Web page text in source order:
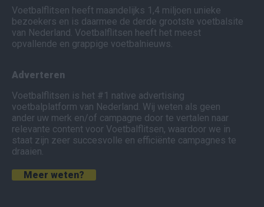
Voetbalflitsen heeft maandelijks 1,4 miljoen unieke
bezoekers en is daarmee de derde grootste voetbalsite
van Nederland. Voetbalflitsen heeft het meest
opvallende en grappige voetbalnieuws.
Adverteren
Voetbalflitsen is het #1 native advertising
voetbalplatform van Nederland. Wij weten als geen
ander uw merk en/of campagne door te vertalen naar
relevante content voor Voetbalflitsen, waardoor we in
staat zijn zeer succesvolle en efficiënte campagnes te
draaien.
Meer weten?